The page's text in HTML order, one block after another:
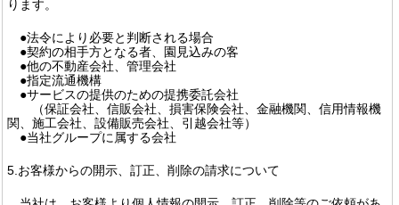
ります。
●法令により必要と判断される場合
●契約の相手方となる者、園見込みの客
●他の不動産会社、管理会社
●指定流通機構
●サービスの提供のための提携委託会社
（保証会社、信販会社、損害保険会社、金融機関、信用情報機
関、施工会社、設備販売会社、引越会社等）
●当社グループに属する会社
5.お客様からの開示、訂正、削除の請求について